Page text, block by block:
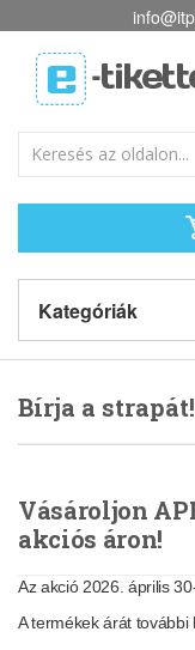
Kategóriák
Bírja a strapát!
Vásároljon
akciós áron!
Az akció 2026. április
A termékek árát